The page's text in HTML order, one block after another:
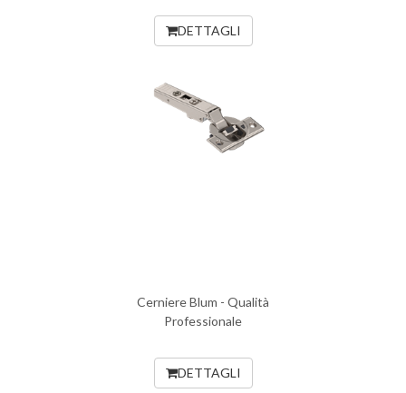
DETTAGLI
Cerniere Blum - Qualità
Professionale
DETTAGLI